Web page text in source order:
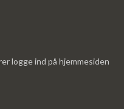
logge ind på hjemmesiden